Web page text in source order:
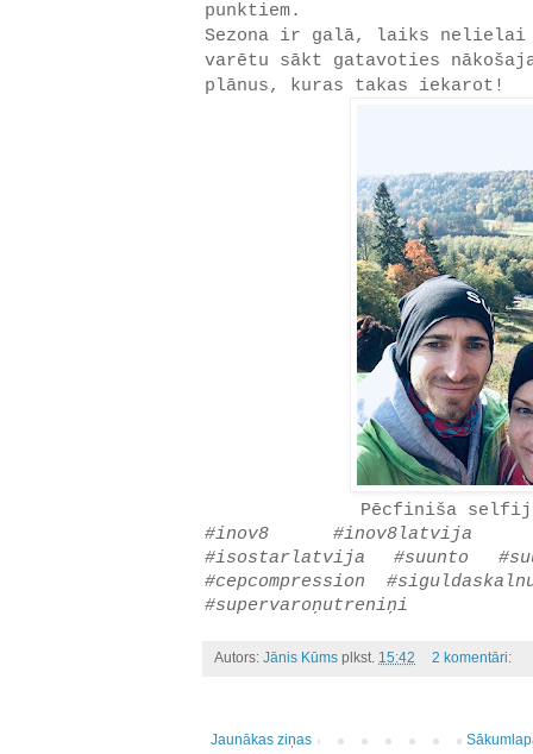
punktiem.
Sezona ir galā, laiks
varētu sākt gatavoties
plānus, kuras takas iekarot!
Pēcfiniša
#inov8 #inov8latvija
#isostarlatvija #suunto
#cepcompression
#supervaroņutreniņi
Autors: Jānis Kūms plkst. 15:42 2 komentāri:
Jaunākas ziņas